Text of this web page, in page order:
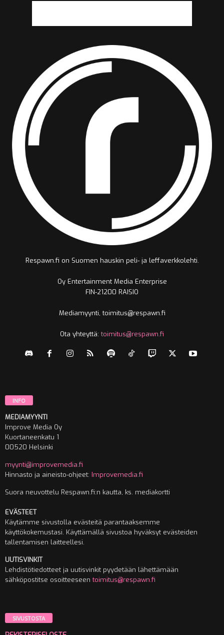
Respawn.fi on Suomen hauskin peli- ja leffaverkkolehti.
Oy Entertainment Media Enterprise
FIN-21200 RAISIO
Mediamyynti, toimitus@respawn.fi
Ota yhteyttä:toimitus@respawn.fi
INFO
MEDIAMYYNTI
Improve Media Oy
Kuortaneenkatu 1
00520 Helsinki
myynti@improvemedia.fi
Hinnasto ja aineisto-ohjeet: Improvemedia.fi
Suora neuvottelu Respawn.fi:n kautta, ks. mediakortti
EVÄSTEET
Käytämme sivustolla evästeitä parantaaksemme
käyttökokemustasi. Käyttämällä sivustoa hyväksyt evästeiden
tallentamisen laitteellesi.
UUTISVINKIT
Lehdistötiedotteet ja uutisvinkit pyydetään lähettämään
sähköpostitse osoitteeseentoimitus@respawn.fi
SIVUSTOSTA